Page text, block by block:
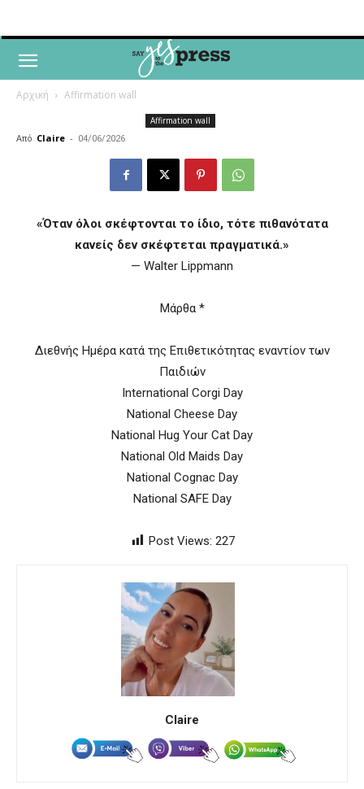
Αρχική Affirmation wall
Affirmation wall
Από Claire - 04/06/2026
«Όταν όλοι σκέφτονται το ίδιο, τότε πιθανότατα
κανείς δεν σκέφτεται πραγματικά.»
— Walter Lippmann
Μάρθα *
Διεθνής Ημέρα κατά της Επιθετικότητας εναντίον των
Παιδιών
International Corgi Day
National Cheese Day
National Hug Your Cat Day
National Old Maids Day
National Cognac Day
National SAFE Day
Post Views: 227
Claire